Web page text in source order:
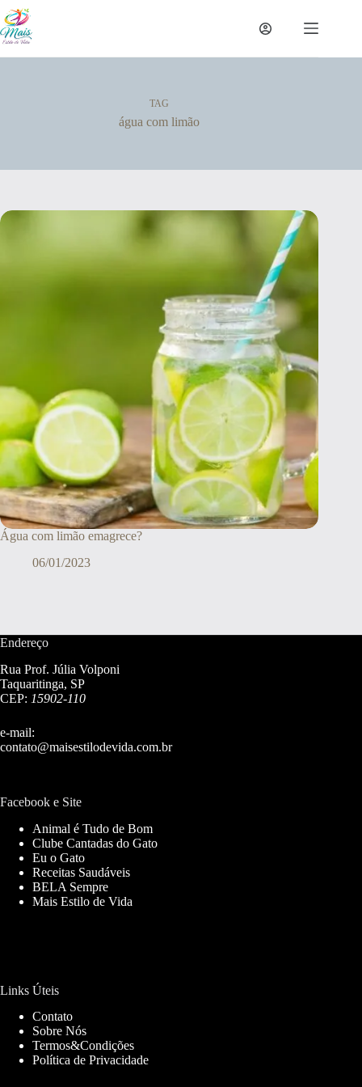
TAG
água com limão
Água com limão emagrece?
06/01/2023
Endereço
Rua Prof. Júlia Volponi
Taquaritinga, SP
CEP: 15902-110
e-mail:
contato@maisestilodevida.com.br
Facebook e Site
Animal é Tudo de Bom
Clube Cantadas do Gato
Eu o Gato
Receitas Saudáveis
BELA Sempre
Mais Estilo de Vida
Links Úteis
Contato
Sobre Nós
Termos&Condições
Política de Privacidade